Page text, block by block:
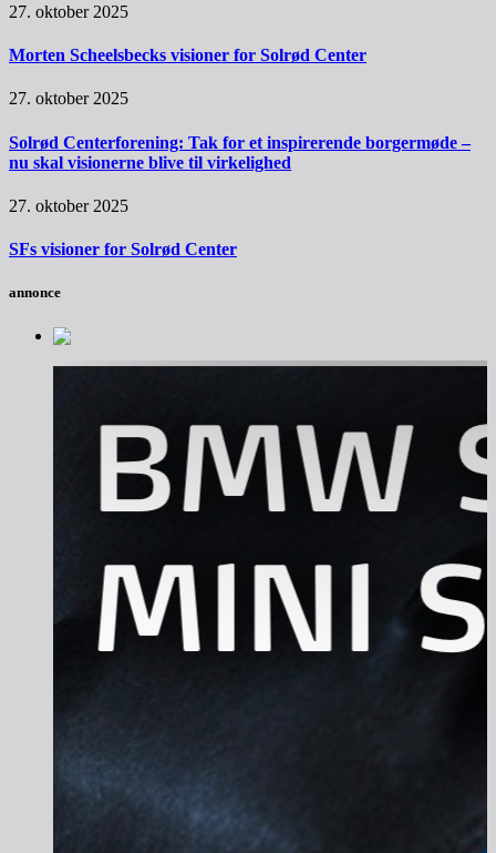
27. oktober 2025
Morten Scheelsbecks visioner for Solrød Center
27. oktober 2025
Solrød Centerforening: Tak for et inspirerende borgermøde –
nu skal visionerne blive til virkelighed
27. oktober 2025
SFs visioner for Solrød Center
annonce